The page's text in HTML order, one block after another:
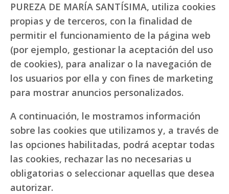
PUREZA DE MARÍA SANTÍSIMA, utiliza cookies
propias y de terceros, con la finalidad de
permitir el funcionamiento de la página web
(por ejemplo, gestionar la aceptación del uso
de cookies), para analizar o la navegación de
los usuarios por ella y con fines de marketing
para mostrar anuncios personalizados.
A continuación, le mostramos información
sobre las cookies que utilizamos y, a través de
las opciones habilitadas, podrá aceptar todas
las cookies, rechazar las no necesarias u
obligatorias o seleccionar aquellas que desea
autorizar.